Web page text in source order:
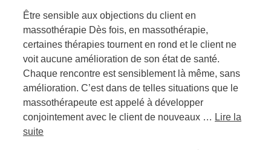
Être sensible aux objections du client en
massothérapie Dès fois, en massothérapie,
certaines thérapies tournent en rond et le client ne
voit aucune amélioration de son état de santé.
Chaque rencontre est sensiblement là même, sans
amélioration. C’est dans de telles situations que le
massothérapeute est appelé à développer
conjointement avec le client de nouveaux … Lire la
suite